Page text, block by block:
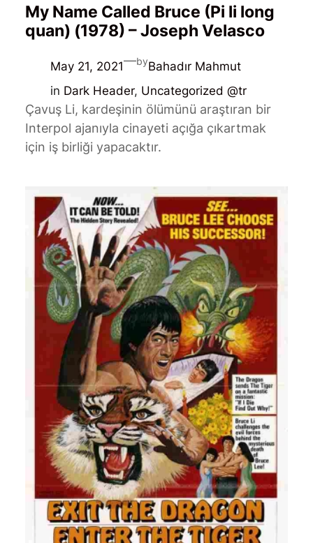
My Name Called Bruce (Pi li long
quan) (1978) – Joseph Velasco
May 21, 2021—byBahadır Mahmut
in Dark Header, Uncategorized @tr
Çavuş Li, kardeşinin ölümünü araştıran bir
Interpol ajanıyla cinayeti açığa çıkartmak
için iş birliği yapacaktır.